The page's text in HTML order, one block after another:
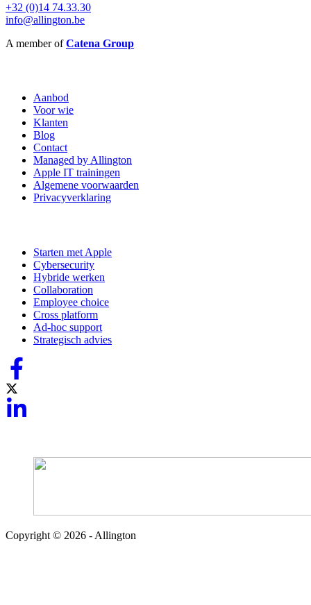
+32 (0)14 74.33.30
info@allington.be
A member ofCatena Group
Aanbod
Voor wie
Klanten
Blog
Contact
Managed by Allington
Apple IT trainingen
Algemene voorwaarden
Privacyverklaring
Starten met Apple
Cybersecurity
Hybride werken
Collaboration
Employee choice
Cross platform
Ad-hoc support
Strategisch advies
Copyright © 2026 - Allington